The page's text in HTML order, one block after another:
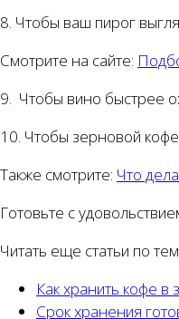
8. Чтобы ваш пирог
Смотрите на сайте:
9. Чтобы вино быстрее
10. Чтобы зерновой
Также смотрите: Что
Готовьте с
Читать еще статьи по
Как хранить кофе в
Срок хранения